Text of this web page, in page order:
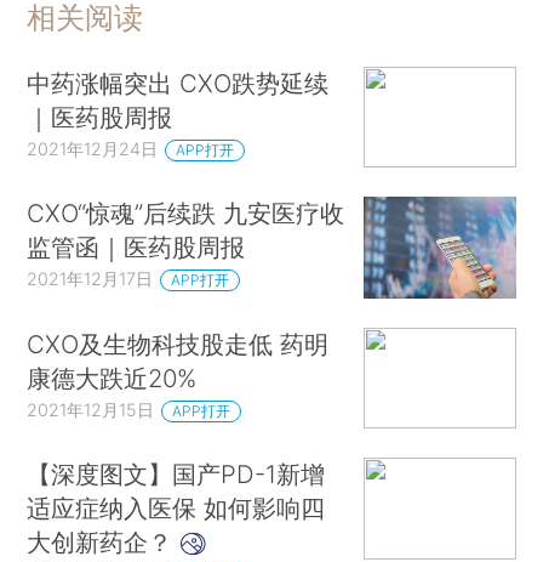
相关阅读
中药涨幅突出 CXO跌势延续
｜医药股周报
2021年12月24日 APP打开
CXO“惊魂”后续跌 九安医疗收
监管函｜医药股周报
2021年12月17日 APP打开
CXO及生物科技股走低 药明
康德大跌近20%
2021年12月15日 APP打开
【深度图文】国产PD-1新增
适应症纳入医保 如何影响四
大创新药企？